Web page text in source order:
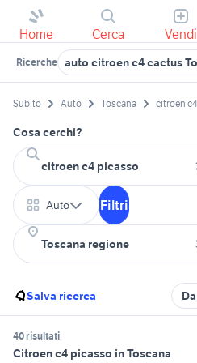
Home Cerca Vendi
Ricerche auto citroen c4 cactus
Subito Auto Toscana citroen
Cosa cerchi?
Auto Filtri
Salva ricerca
40 risultati
Citroen c4 picasso in Toscana